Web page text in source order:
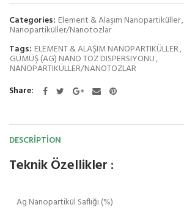
Categories: Element & Alaşım Nanopartiküller,
Nanopartiküller/Nanotozlar
Tags: ELEMENT & ALAŞIM NANOPARTIKÜLLER,
GÜMÜŞ (AG) NANO TOZ DISPERSIYONU,
NANOPARTIKÜLLER/NANOTOZLAR
Share
DESCRIPTION
Teknik Özellikler :
Ag Nanopartikül Saflığı (%)